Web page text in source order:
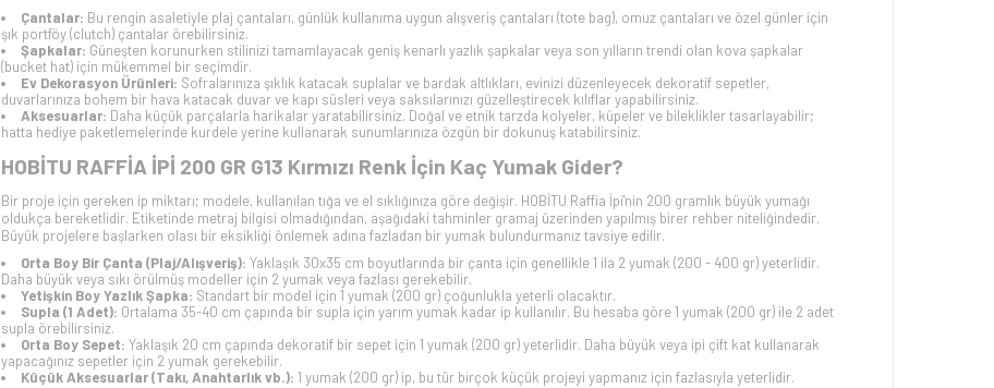
Çantalar: Bu rengin asaletiyle plaj çantaları, günlük kullanıma uygun alışveriş çantaları (tote bag), omuz çantaları ve özel günler için
şık portföy (clutch) çantalar örebilirsiniz.
Şapkalar: Güneşten korunurken stilinizi tamamlayacak geniş kenarlı yazlık şapkalar veya son yılların trendi olan kova şapkalar
(bucket hat) için mükemmel bir seçimdir.
Ev Dekorasyon Ürünleri: Sofralarınıza şıklık katacak suplalar ve bardak altlıkları, evinizi düzenleyecek dekoratif sepetler,
duvarlarınıza bohem bir hava katacak duvar ve kapı süsleri veya saksılarınızı güzelleştirecek kılıflar yapabilirsiniz.
Aksesuarlar: Daha küçük parçalarla harikalar yaratabilirsiniz. Doğal ve etnik tarzda kolyeler, küpeler ve bileklikler tasarlayabilir;
hatta hediye paketlemelerinde kurdele yerine kullanarak sunumlarınıza özgün bir dokunuş katabilirsiniz.
HOBİTU RAFFİA İPİ 200 GR G13 Kırmızı Renk İçin Kaç Yumak Gider?
Bir proje için gereken ip miktarı; modele, kullanılan tığa ve el sıklığınıza göre değişir. HOBİTU Raffia İpi'nin 200 gramlık büyük yumağı
oldukça bereketlidir. Etiketinde metraj bilgisi olmadığından, aşağıdaki tahminler gramaj üzerinden yapılmış birer rehber niteliğindedir.
Büyük projelere başlarken olası bir eksikliği önlemek adına fazladan bir yumak bulundurmanız tavsiye edilir.
Orta Boy Bir Çanta (Plaj/Alışveriş): Yaklaşık 30x35 cm boyutlarında bir çanta için genellikle 1 ila 2 yumak (200 - 400 gr) yeterlidir.
Daha büyük veya sıkı örülmüş modeller için 2 yumak veya fazlası gerekebilir.
Yetişkin Boy Yazlık Şapka: Standart bir model için 1 yumak (200 gr) çoğunlukla yeterli olacaktır.
Supla (1 Adet): Ortalama 35-40 cm çapında bir supla için yarım yumak kadar ip kullanılır. Bu hesaba göre 1 yumak (200 gr) ile 2 adet
supla örebilirsiniz.
Orta Boy Sepet: Yaklaşık 20 cm çapında dekoratif bir sepet için 1 yumak (200 gr) yeterlidir. Daha büyük veya ipi çift kat kullanarak
yapacağınız sepetler için 2 yumak gerekebilir.
Küçük Aksesuarlar (Takı, Anahtarlık vb.): 1 yumak (200 gr) ip, bu tür birçok küçük projeyi yapmanız için fazlasıyla yeterlidir.